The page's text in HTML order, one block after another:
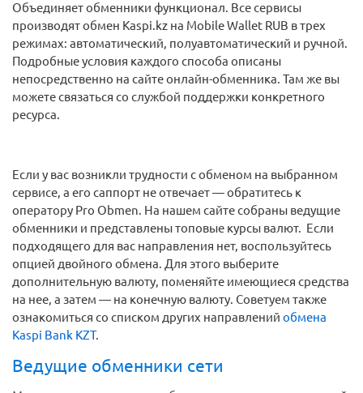
Объединяет обменники функционал. Все сервисы
производят обмен Kaspi.kz на Mobile Wallet RUB в трех
режимах: автоматический, полуавтоматический и ручной.
Подробные условия каждого способа описаны
непосредственно на сайте онлайн-обменника. Там же вы
можете связаться со службой поддержки конкретного
ресурса.
Если у вас возникли трудности с обменом на выбранном
сервисе, а его саппорт не отвечает — обратитесь к
оператору Pro Obmen. На нашем сайте собраны ведущие
обменники и представлены топовые курсы валют. Если
подходящего для вас направления нет, воспользуйтесь
опцией двойного обмена. Для этого выберите
дополнительную валюту, поменяйте имеющиеся средства
на нее, а затем — на конечную валюту. Советуем также
ознакомиться со списком других направлений обмена
Kaspi Bank KZT.
Ведущие обменники сети